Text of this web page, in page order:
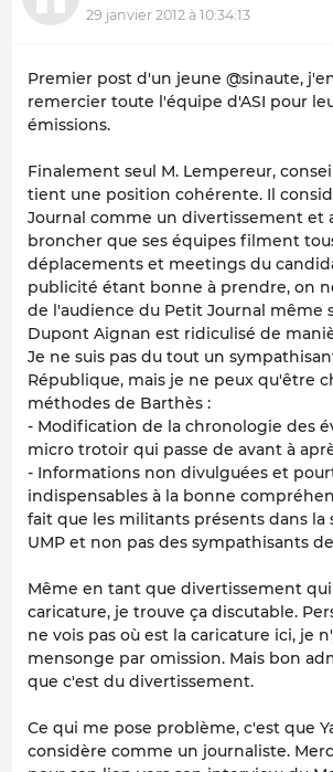
29 janvier 2012 à 10:34:13
Premier post d'un jeune @sinaute,
remercier toute l'équipe d'ASI pour
émissions.
Finalement seul M. Lempereur,
tient une position cohérente. Il
Journal comme un divertissement et
broncher que ses équipes filment
déplacements et meetings du
publicité étant bonne à prendre, on
de l'audience du Petit Journal même
Dupont Aignan est ridiculisé de
Je ne suis pas du tout un
République, mais je ne peux qu'être
méthodes de Barthès :
- Modification de la chronologie des
micro trotoir qui passe de avant à
- Informations non divulguées et
indispensables à la bonne
fait que les militants présents dans la
UMP et non pas des sympathisants
Même en tant que divertissement
caricature, je trouve ça discutable.
ne vois pas où est la caricature ici, je
mensonge par omission. Mais bon
que c'est du divertissement.
Ce qui me pose problème, c'est que
considère comme un journaliste.